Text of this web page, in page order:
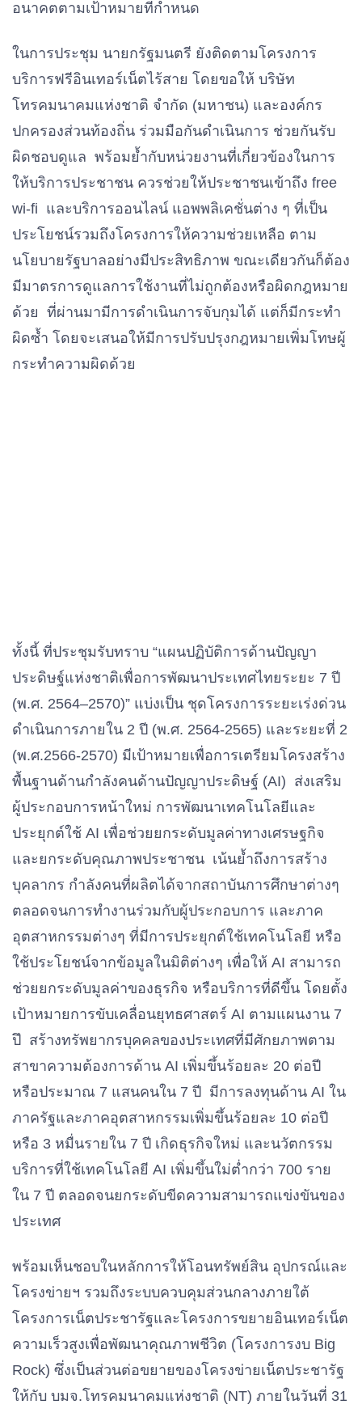
อนาคตตามเป้าหมายที่กำหนด
ในการประชุม นายกรัฐมนตรี ยังติดตามโครงการ
บริการฟรีอินเทอร์เน็ตไร้สาย โดยขอให้ บริษัท
โทรคมนาคมแห่งชาติ จำกัด (มหาชน) และองค์กร
ปกครองส่วนท้องถิ่น ร่วมมือกันดำเนินการ ช่วยกันรับ
ผิดชอบดูแล พร้อมย้ำกับหน่วยงานที่เกี่ยวข้องในการ
ให้บริการประชาชน ควรช่วยให้ประชาชนเข้าถึง free
wi-fi และบริการออนไลน์ แอพพลิเคชั่นต่าง ๆ ที่เป็น
ประโยชน์รวมถึงโครงการให้ความช่วยเหลือ ตาม
นโยบายรัฐบาลอย่างมีประสิทธิภาพ ขณะเดียวกันก็ต้อง
มีมาตรการดูแลการใช้งานที่ไม่ถูกต้องหรือผิดกฎหมาย
ด้วย ที่ผ่านมามีการดำเนินการจับกุมได้ แต่ก็มีกระทำ
ผิดซ้ำ โดยจะเสนอให้มีการปรับปรุงกฎหมายเพิ่มโทษผู้
กระทำความผิดด้วย
ทั้งนี้ ที่ประชุมรับทราบ “แผนปฏิบัติการด้านปัญญา
ประดิษฐ์แห่งชาติเพื่อการพัฒนาประเทศไทยระยะ 7 ปี
(พ.ศ. 2564–2570)” แบ่งเป็น ชุดโครงการระยะเร่งด่วน
ดำเนินการภายใน 2 ปี (พ.ศ. 2564-2565) และระยะที่ 2
(พ.ศ.2566-2570) มีเป้าหมายเพื่อการเตรียมโครงสร้าง
พื้นฐานด้านกำลังคนด้านปัญญาประดิษฐ์ (AI) ส่งเสริม
ผู้ประกอบการหน้าใหม่ การพัฒนาเทคโนโลยีและ
ประยุกต์ใช้ AI เพื่อช่วยยกระดับมูลค่าทางเศรษฐกิจ
และยกระดับคุณภาพประชาชน เน้นย้ำถึงการสร้าง
บุคลากร กำลังคนที่ผลิตได้จากสถาบันการศึกษาต่างๆ
ตลอดจนการทำงานร่วมกับผู้ประกอบการ และภาค
อุตสาหกรรมต่างๆ ที่มีการประยุกต์ใช้เทคโนโลยี หรือ
ใช้ประโยชน์จากข้อมูลในมิติต่างๆ เพื่อให้ AI สามารถ
ช่วยยกระดับมูลค่าของธุรกิจ หรือบริการที่ดีขึ้น โดยตั้ง
เป้าหมายการขับเคลื่อนยุทธศาสตร์ AI ตามแผนงาน 7
ปึ สร้างทรัพยากรบุคคลของประเทศที่มีศักยภาพตาม
สาขาความต้องการด้าน AI เพิ่มขึ้นร้อยละ 20 ต่อปี
หรือประมาณ 7 แสนคนใน 7 ปี มีการลงทุนด้าน AI ใน
ภาครัฐและภาคอุตสาหกรรมเพิ่มขึ้นร้อยละ 10 ต่อปี
หรือ 3 หมื่นรายใน 7 ปี เกิดธุรกิจใหม่ และนวัตกรรม
บริการที่ใช้เทคโนโลยี AI เพิ่มขึ้นใม่ต่ำกว่า 700 ราย
ใน 7 ปี ตลอดจนยกระดับขีดความสามารถแข่งขันของ
ประเทศ
พร้อมเห็นชอบในหลักการให้โอนทรัพย์สิน อุปกรณ์และ
โครงข่ายฯ รวมถึงระบบควบคุมส่วนกลางภายใต้
โครงการเน็ตประชารัฐและโครงการขยายอินเทอร์เน็ต
ความเร็วสูงเพื่อพัฒนาคุณภาพชีวิต (โครงการงบ Big
Rock) ซึ่งเป็นส่วนต่อขยายของโครงข่ายเน็ตประชารัฐ
ให้กับ บมจ.โทรคมนาคมแห่งชาติ (NT) ภายในวันที่ 31